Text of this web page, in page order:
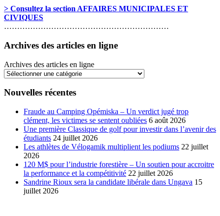
> Consultez la section AFFAIRES MUNICIPALES ET
CIVIQUES
………………………………………………………
Archives des articles en ligne
Archives des articles en ligne
Nouvelles récentes
Fraude au Camping Opémiska – Un verdict jugé trop
clément, les victimes se sentent oubliées 6 août 2026
Une première Classique de golf pour investir dans l’avenir des
étudiants 24 juillet 2026
Les athlètes de Vélogamik multiplient les podiums 22 juillet
2026
120 M$ pour l’industrie forestière – Un soutien pour accroitre
la performance et la compétitivité 22 juillet 2026
Sandrine Rioux sera la candidate libérale dans Ungava 15
juillet 2026